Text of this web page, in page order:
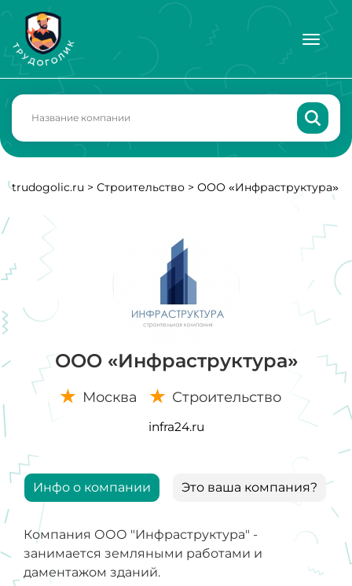
trudogolic.ru > Строительство > ООО «Инфраструктура»
ООО «Инфраструктура»
Москва Строительство
infra24.ru
Инфо о компании Это ваша компания?
Компания ООО "Инфраструктура" -
занимается земляными работами и
даментажом зданий.